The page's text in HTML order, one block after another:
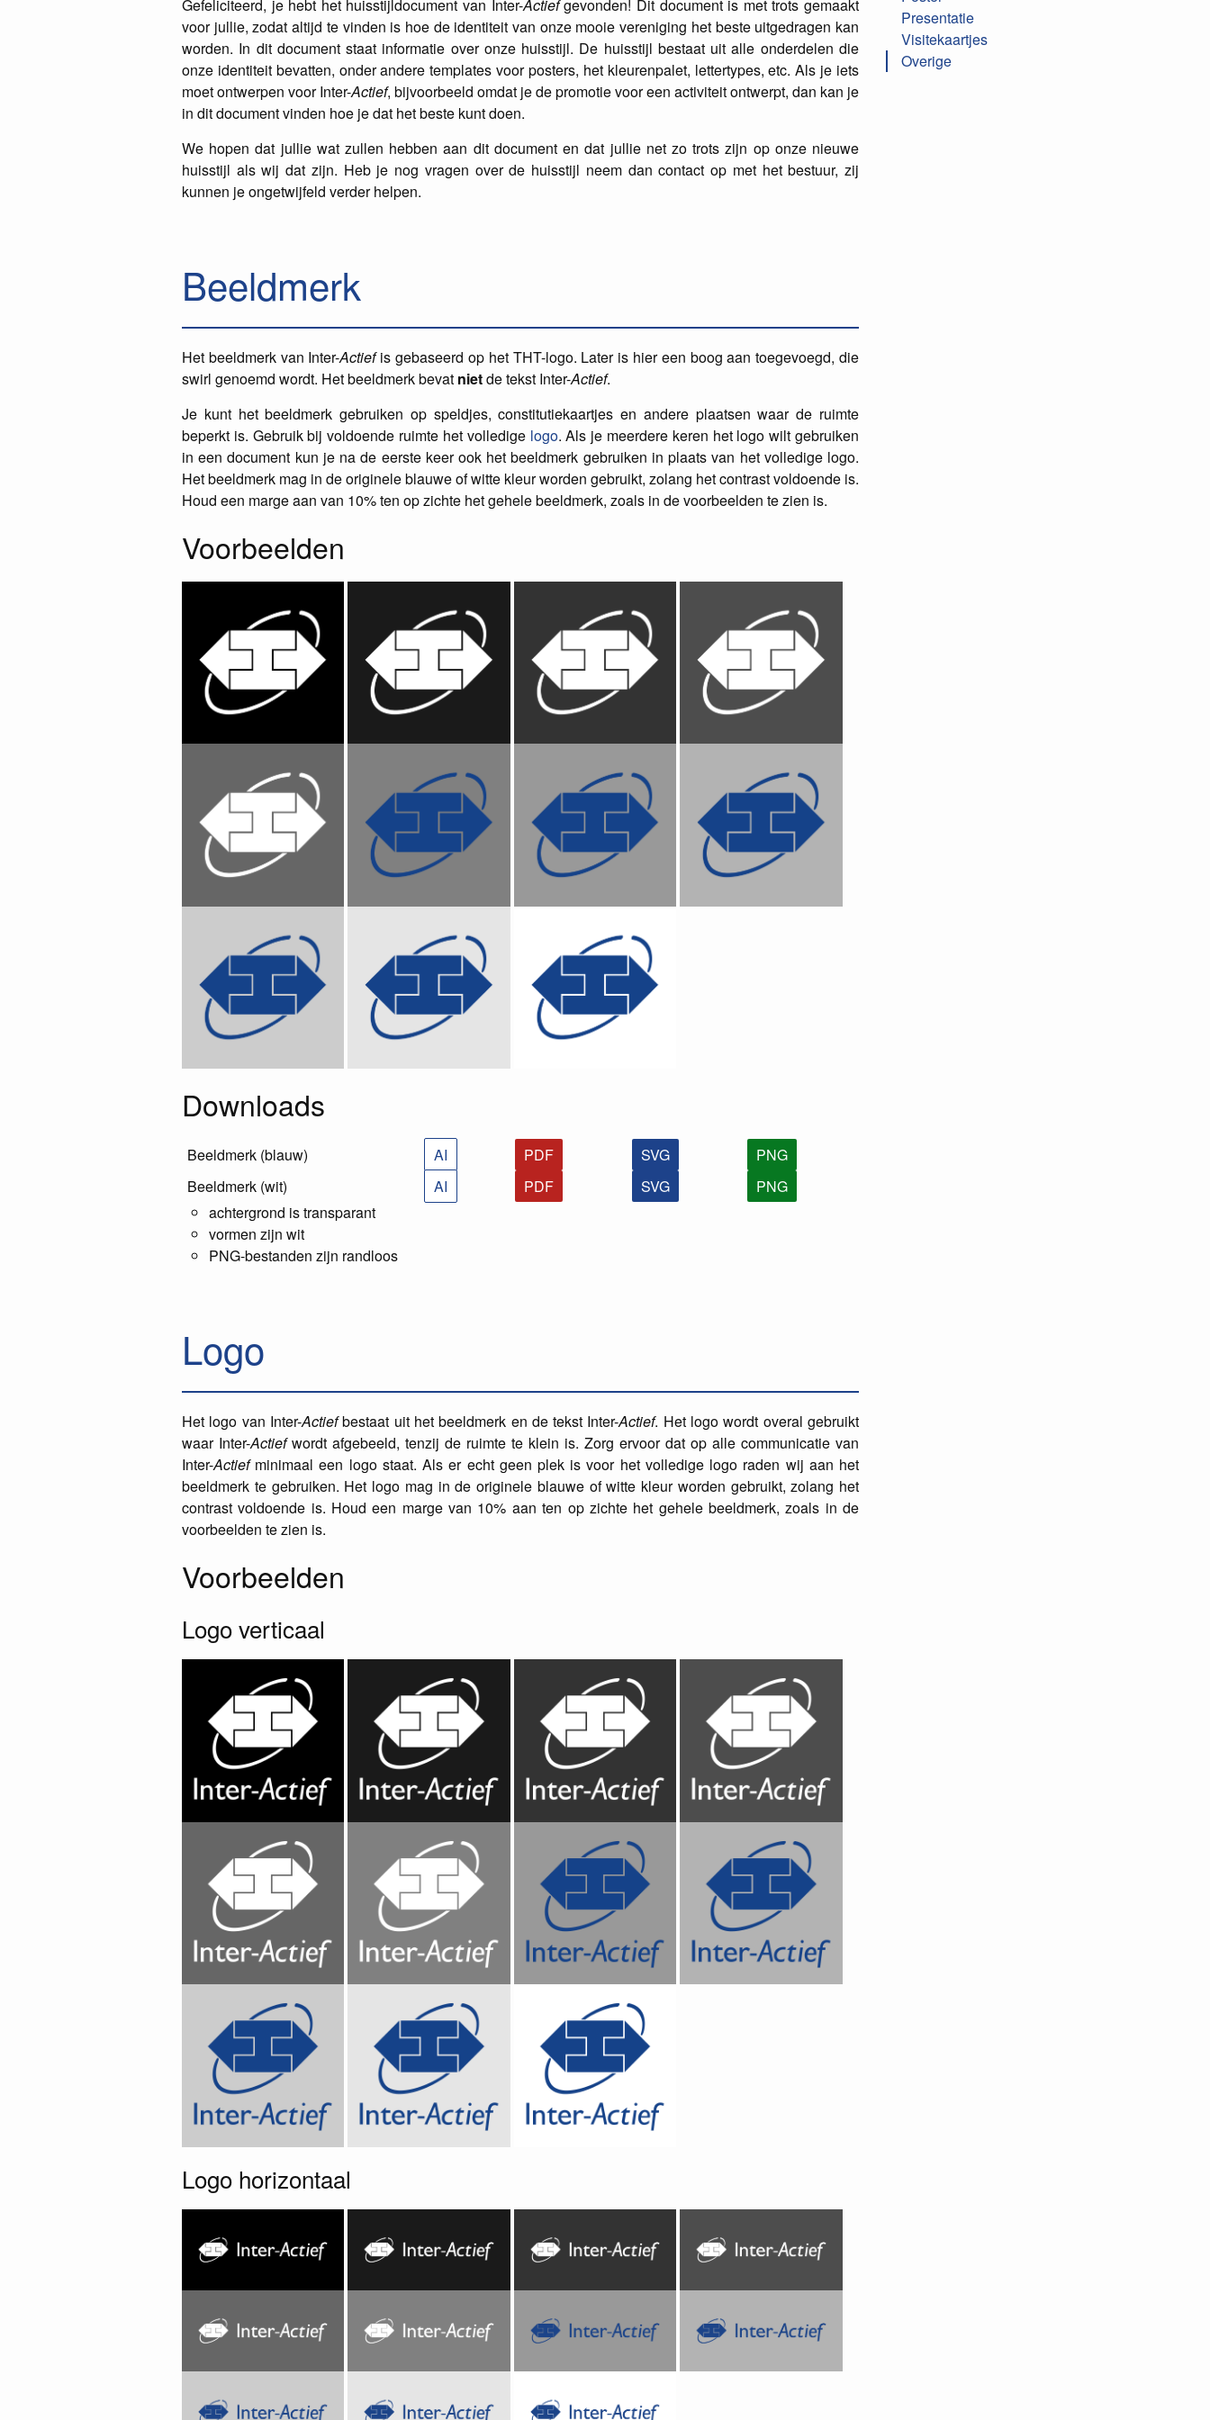
Gefeliciteerd, je hebt het huisstijldocument van Inter-Actiefgevonden! Dit document is met trots gemaakt
voor jullie, zodat altijd te vinden is hoe de identiteit van onze mooie vereniging het beste uitgedragen kan
worden. In dit document staat informatie over onze huisstijl. De huisstijl bestaat uit alle onderdelen die
onze identiteit bevatten, onder andere templates voor posters, het kleurenpalet, lettertypes, etc. Als je iets
moet ontwerpen voor Inter-Actief, bijvoorbeeld omdat je de promotie voor een activiteit ontwerpt, dan kan je
in dit document vinden hoe je dat het beste kunt doen.
We hopen dat jullie wat zullen hebben aan dit document en dat jullie net zo trots zijn op onze nieuwe
huisstijl als wij dat zijn. Heb je nog vragen over de huisstijl neem dan contact op met het bestuur, zij
kunnen je ongetwijfeld verder helpen.
Beeldmerk
Het beeldmerk van Inter-Actiefis gebaseerd op het THT-logo. Later is hier een boog aan toegevoegd, die
swirl genoemd wordt. Het beeldmerk bevat nietde tekst Inter-Actief.
Je kunt het beeldmerk gebruiken op speldjes, constitutiekaartjes en andere plaatsen waar de ruimte
beperkt is. Gebruik bij voldoende ruimte het volledige logo. Als je meerdere keren het logo wilt gebruiken
in een document kun je na de eerste keer ook het beeldmerk gebruiken in plaats van het volledige logo.
Het beeldmerk mag in de originele blauwe of witte kleur worden gebruikt, zolang het contrast voldoende is.
Houd een marge aan van 10% ten op zichte het gehele beeldmerk, zoals in de voorbeelden te zien is.
Voorbeelden
Downloads
Beeldmerk (blauw) AI PDF SVG
PNG
Beeldmerk (wit)
AI PDF SVG
PNG
achtergrond is transparant
vormen zijn wit
PNG-bestanden zijn randloos
Logo
Het logo van Inter-Actiefbestaat uit het beeldmerk en de tekst Inter-Actief. Het logo wordt overal gebruikt
waar Inter-Actiefwordt afgebeeld, tenzij de ruimte te klein is. Zorg ervoor dat op alle communicatie van
Inter-Actiefminimaal een logo staat. Als er echt geen plek is voor het volledige logo raden wij aan het
beeldmerk te gebruiken. Het logo mag in de originele blauwe of witte kleur worden gebruikt, zolang het
contrast voldoende is. Houd een marge van 10% aan ten op zichte het gehele beeldmerk, zoals in de
voorbeelden te zien is.
Voorbeelden
Logo verticaal
Logo horizontaal
Presentatie
Visitekaartjes
Overige